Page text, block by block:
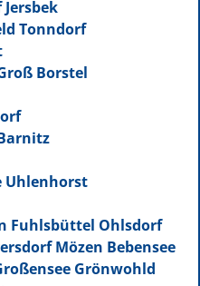
Tonndorf
Borstel
Uhlenhorst
Fuhlsbüttel Ohlsdorf
Mözen Bebensee
Grönwohld